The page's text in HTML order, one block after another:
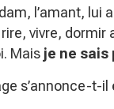
l’amant, lui
vivre, dormir
Mais je ne sais
s’annonce-t-